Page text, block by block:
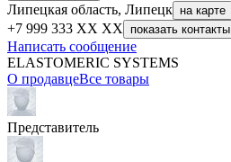
Липецкая область, Липецк на карте
+7 999 333 XX XX показать контакты
Написать сообщение
ELASTOMERIC SYSTEMS
О продавцеВсе товары
Представитель